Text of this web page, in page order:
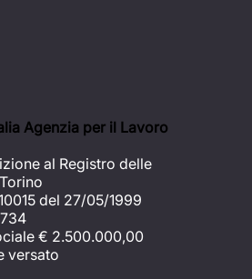
Agenzia per il Lavoro
al Registro delle
del 27/05/1999
€ 2.500.000,00
versato